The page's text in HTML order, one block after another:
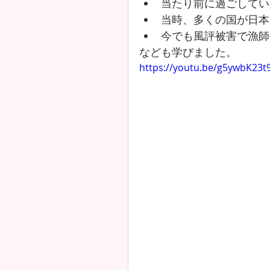
当たり前に過ごして
当時、多くの国が日
今でも風評被害で漁
なども学びました。
https://youtu.be/